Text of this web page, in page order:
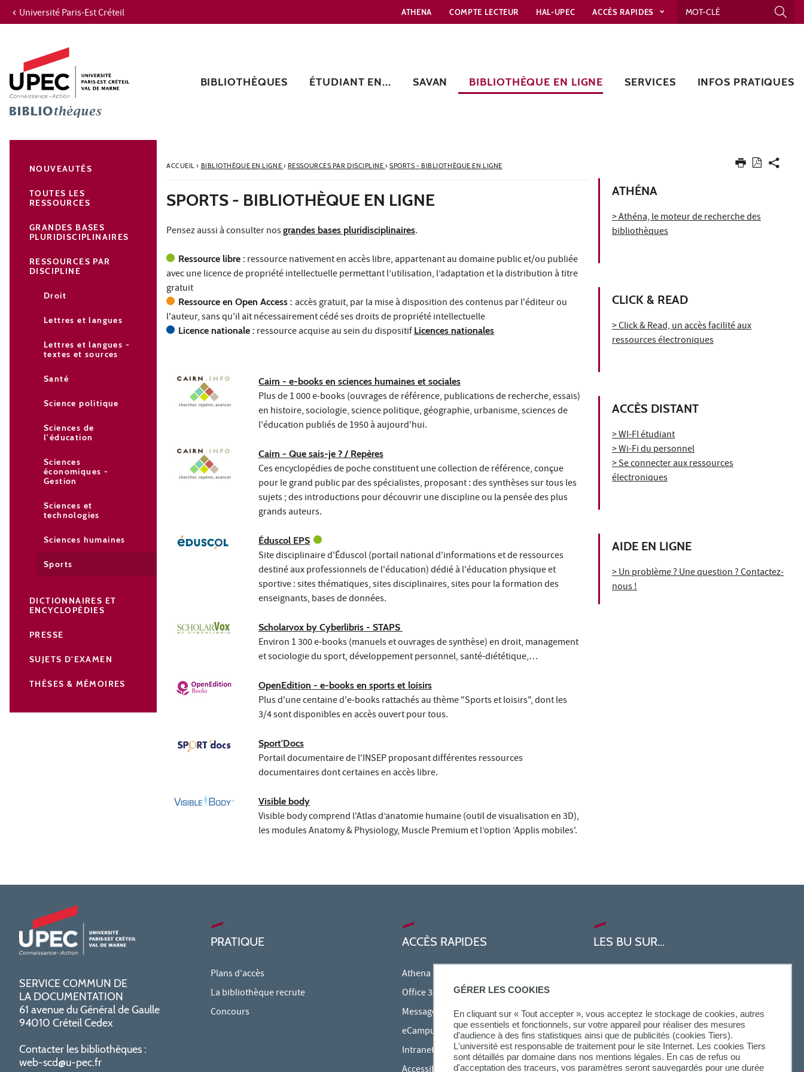
GÉRER LES COOKIES
En cliquant sur « Tout accepter », vous acceptez le stockage de cookies, autres
que essentiels et fonctionnels, sur votre appareil pour réaliser des mesures
d'audience à des fins statistiques ainsi que de publicités (cookies Tiers).
L'université est responsable de traitement pour le site Internet. Les cookies Tiers
sont détaillés par domaine dans nos mentions légales. En cas de refus ou
d'acceptation des traceurs, vos paramètres seront sauvegardés pour une durée
Aller au contenu
Recherche
Navigation secondaire
Université Paris-Est Créteil ATHENA COMPTE LECTEUR HAL-UPEC ACCÈS RAPIDES
BIBLIOTHÈQUES ÉTUDIANT EN... SAVAN BIBLIOTHÈQUE EN LIGNE SERVICES INFOS PRATIQUES
ACCUEIL› BIBLIOTHÈQUE EN LIGNE › RESSOURCES PAR DISCIPLINE› SPORTS - BIBLIOTHÈQUE EN LIGNE
SPORTS - BIBLIOTHÈQUE EN LIGNE
Pensez aussi à consulter nosgrandes bases pluridisciplinaires.
Ressource libre : ressource nativement en accès libre, appartenant au domaine public et/ou publiée
avec une licence de propriété intellectuelle permettant l’utilisation, l’adaptation et la distribution à titre
gratuit
Ressource en Open Access : accès gratuit, par la mise à disposition des contenus par l'éditeur ou
l'auteur, sans qu'il ait nécessairement cédé ses droits de propriété intellectuelle
Licence nationale : ressource acquise au sein du dispositif Licences nationales
Cairn - e-books en sciences humaines et sociales
Plus de 1 000 e-books (ouvrages de référence, publications de recherche, essais)
en histoire, sociologie, science politique, géographie, urbanisme, sciences de
l'éducation publiés de 1950 à aujourd'hui.
Cairn - Que sais-je ? / Repères
Ces encyclopédies de poche constituent une collection de référence, conçue
pour le grand public par des spécialistes, proposant : des synthèses sur tous les
sujets ; des introductions pour découvrir une discipline ou la pensée des plus
grands auteurs.
Éduscol EPS
Site disciplinaire d'Éduscol (portail national d'informations et de ressources
destiné aux professionnels de l'éducation) dédié à l'éducation physique et
sportive : sites thématiques, sites disciplinaires, sites pour la formation des
enseignants, bases de données.
Scholarvox by Cyberlibris - STAPS
Environ 1 300 e-books (manuels et ouvrages de synthèse) en droit, management
et sociologie du sport, développement personnel, santé-diététique,…
OpenEdition - e-books en sports et loisirs
Plus d'une centaine d'e-books rattachés au thème "Sports et loisirs", dont les
3/4 sont disponibles en accès ouvert pour tous.
Sport'Docs
Portail documentaire de l'INSEP proposant différentes ressources
documentaires dont certaines en accès libre.
Visible body
Visible body comprend l'Atlas d’anatomie humaine (outil de visualisation en 3D),
les modules Anatomy & Physiology, Muscle Premium et l’option ‘Applis mobiles'.
ATHÉNA
> Athéna, le moteur de recherche des
bibliothèques
CLICK & READ
> Click & Read, un accès facilité aux
ressources électroniques
ACCÈS DISTANT
> WI-FI étudiant
> Wi-Fi du personnel
> Se connecter aux ressources
électroniques
AIDE EN LIGNE
> Un problème ? Une question ? Contactez-
nous !
NOUVEAUTÉS
TOUTES LES
RESSOURCES
GRANDES BASES
PLURIDISCIPLINAIRES
RESSOURCES PAR
DISCIPLINE
Droit
Lettres et langues
Lettres et langues -
textes et sources
Santé
Science politique
Sciences de
l'éducation
Sciences
économiques -
Gestion
Sciences et
technologies
Sciences humaines
Sports
DICTIONNAIRES ET
ENCYCLOPÉDIES
PRESSE
SUJETS D'EXAMEN
THÈSES & MÉMOIRES
SERVICE COMMUN DE
LA DOCUMENTATION
61 avenue du Général de Gaulle
94010 Créteil Cedex
Contacter les bibliothèques :
web-scd@u-pec.fr
PRATIQUE
Plans d'accès
La bibliothèque recrute
Concours
ACCÈS RAPIDES
Athena
Office 365
Messagerie étudiante
eCampus
Intranet des personnels
LES BU SUR...